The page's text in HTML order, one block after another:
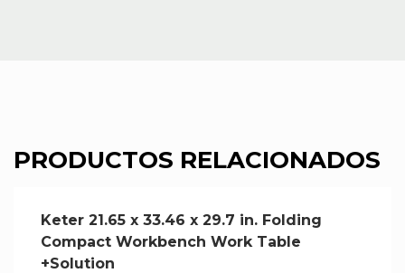
PRODUCTOS RELACIONADOS
Keter 21.65 x 33.46 x 29.7 in. Folding
Compact Workbench Work Table
+Solution